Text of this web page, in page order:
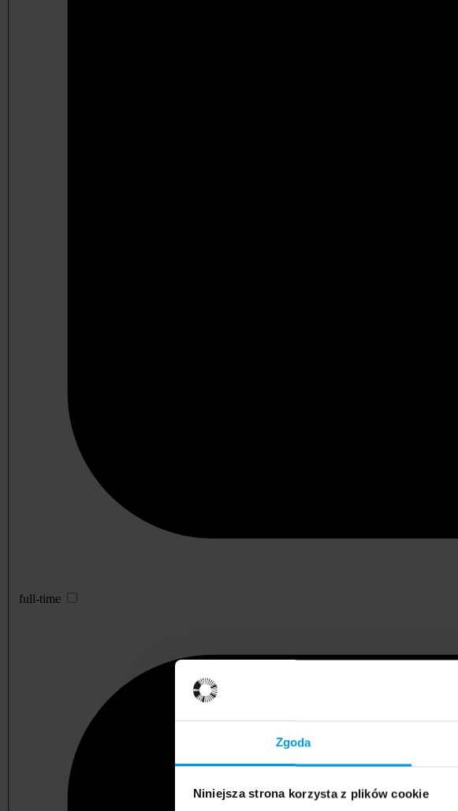
Zgoda
Niniejsza strona korzysta z plików cookie
full-time